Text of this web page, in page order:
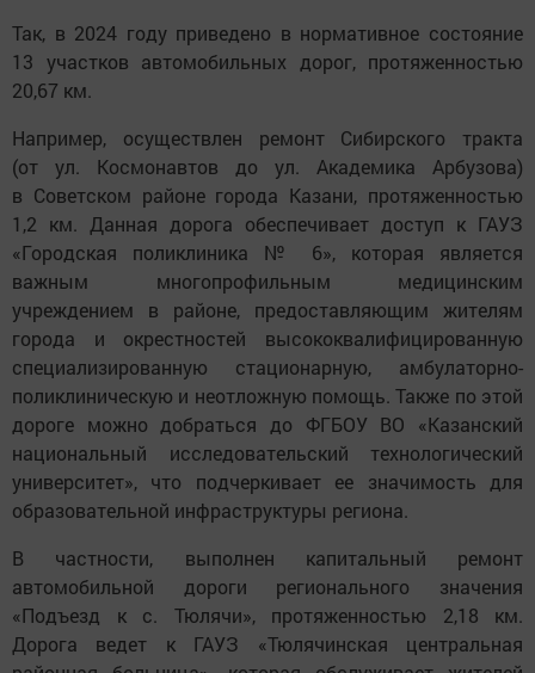
Так, в 2024 году приведено в нормативное состояние
13 участков автомобильных дорог, протяженностью
20,67 км.
Например, осуществлен ремонт Сибирского тракта
(от ул. Космонавтов до ул. Академика Арбузова)
в Советском районе города Казани, протяженностью
1,2 км. Данная дорога обеспечивает доступ к ГАУЗ
«Городская поликлиника № 6», которая является
важным многопрофильным медицинским
учреждением в районе, предоставляющим жителям
города и окрестностей высококвалифицированную
специализированную стационарную, амбулаторно-
поликлиническую и неотложную помощь. Также по этой
дороге можно добраться до ФГБОУ ВО «Казанский
национальный исследовательский технологический
университет», что подчеркивает ее значимость для
образовательной инфраструктуры региона.
В частности, выполнен капитальный ремонт
автомобильной дороги регионального значения
«Подъезд к с. Тюлячи», протяженностью 2,18 км.
Дорога ведет к ГАУЗ «Тюлячинская центральная